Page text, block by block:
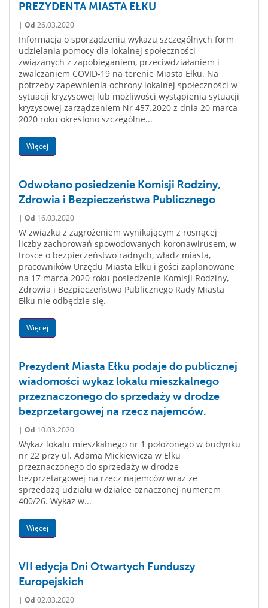
PREZYDENTA MIASTA EŁKU
| Od 26.03.2020
Informacja o sporządzeniu wykazu szczególnych form
udzielania pomocy dla lokalnej społeczności
związanych z zapobieganiem, przeciwdziałaniem i
zwalczaniem COVID-19 na terenie Miasta Ełku. Na
potrzeby zapewnienia ochrony lokalnej społeczności w
sytuacji kryzysowej lub możliwości wystąpienia sytuacji
kryzysowej zarządzeniem Nr 457.2020 z dnia 20 marca
2020 roku określono szczególne...
Więcej
Odwołano posiedzenie Komisji Rodziny,
Zdrowia i Bezpieczeństwa Publicznego
| Od 16.03.2020
W związku z zagrożeniem wynikającym z rosnącej
liczby zachorowań spowodowanych koronawirusem, w
trosce o bezpieczeństwo radnych, władz miasta,
pracowników Urzędu Miasta Ełku i gości zaplanowane
na 17 marca 2020 roku posiedzenie Komisji Rodziny,
Zdrowia i Bezpieczeństwa Publicznego Rady Miasta
Ełku nie odbędzie się.
Więcej
Prezydent Miasta Ełku podaje do publicznej
wiadomości wykaz lokalu mieszkalnego
przeznaczonego do sprzedaży w drodze
bezprzetargowej na rzecz najemców.
| Od 10.03.2020
Wykaz lokalu mieszkalnego nr 1 położonego w budynku
nr 22 przy ul. Adama Mickiewicza w Ełku
przeznaczonego do sprzedaży w drodze
bezprzetargowej na rzecz najemców wraz ze
sprzedażą udziału w działce oznaczonej numerem
400/26. Wykaz w...
Więcej
VII edycja Dni Otwartych Funduszy
Europejskich
| Od 02.03.2020